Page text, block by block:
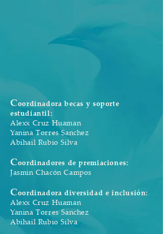
Coordinadora becas y soporte
estudiantil:
Alexx Cruz Huaman
Yanina Torres Sanchez
​Abihail Rubio Silva​
Coordinadores de premiaciones:
Jasmin Chacón Campos
Coordinadora diversidad e inclusión:
Alexx Cruz Huaman
Yanina Torres Sanchez
​Abihail Rubio Silva​